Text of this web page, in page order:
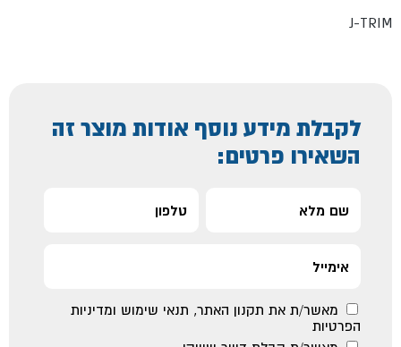
J-TRIM
לקבלת מידע נוסף אודות מוצר זה
השאירו פרטים:
מאשר/ת את תקנון האתר, תנאי שימוש ומדיניות
הפרטיות